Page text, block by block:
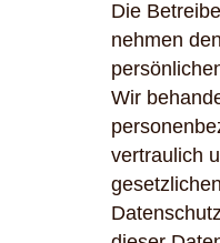
Die
nehmen
Wir
vertraulich
gesetzlichen